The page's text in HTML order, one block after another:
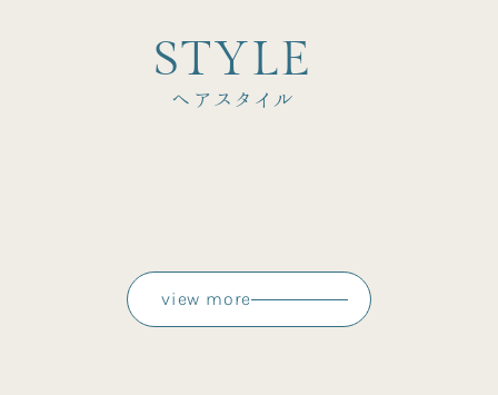
STYLE
ヘアスタイル
view more